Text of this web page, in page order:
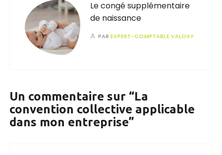
Le congé supplémentaire
de naissance
PAREXPERT-COMPTABLE VALOXY
Un commentaire sur “La
convention collective applicable
dans mon entreprise”